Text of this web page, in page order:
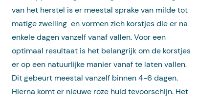
van het herstel is er meestal sprake van milde tot
matige zwelling en vormen zich korstjes die er na
enkele dagen vanzelf vanaf vallen. Voor een
optimaal resultaat is het belangrijk om de korstjes
er op een natuurlijke manier vanaf te laten vallen.
Dit gebeurt meestal vanzelf binnen 4-6 dagen.
Hierna komt er nieuwe roze huid tevoorschijn. Het